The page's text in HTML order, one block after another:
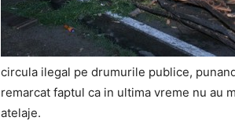
circula ilegal pe drumurile publice,
remarcat faptul ca in ultima vreme nu au
atelaje.